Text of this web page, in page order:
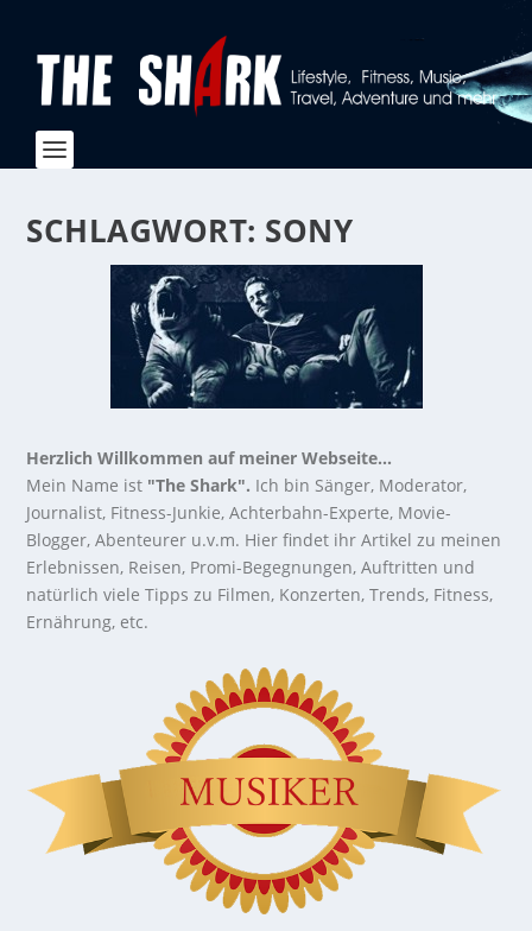
SCHLAGWORT: SONY
Herzlich Willkommen auf meiner Webseite...
Mein Name ist "The Shark". Ich bin Sänger, Moderator,
Journalist, Fitness-Junkie, Achterbahn-Experte, Movie-
Blogger, Abenteurer u.v.m. Hier findet ihr Artikel zu meinen
Erlebnissen, Reisen, Promi-Begegnungen, Auftritten und
natürlich viele Tipps zu Filmen, Konzerten, Trends, Fitness,
Ernährung, etc.